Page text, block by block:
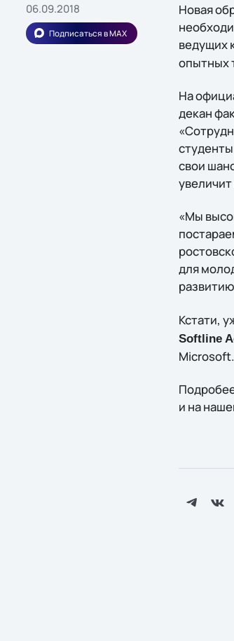
06.09.2018
Подписаться в MAX
Новая
ведущих
опытных
На
декан
свои
«Мы
для
Кстати,
Softline
Microsoft.
и на